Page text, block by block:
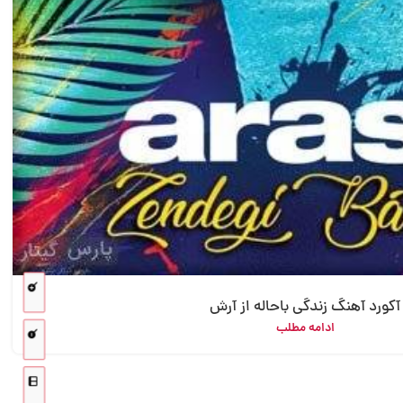
آکورد آهنگ زندگی باحاله از آرش
ادامه مطلب